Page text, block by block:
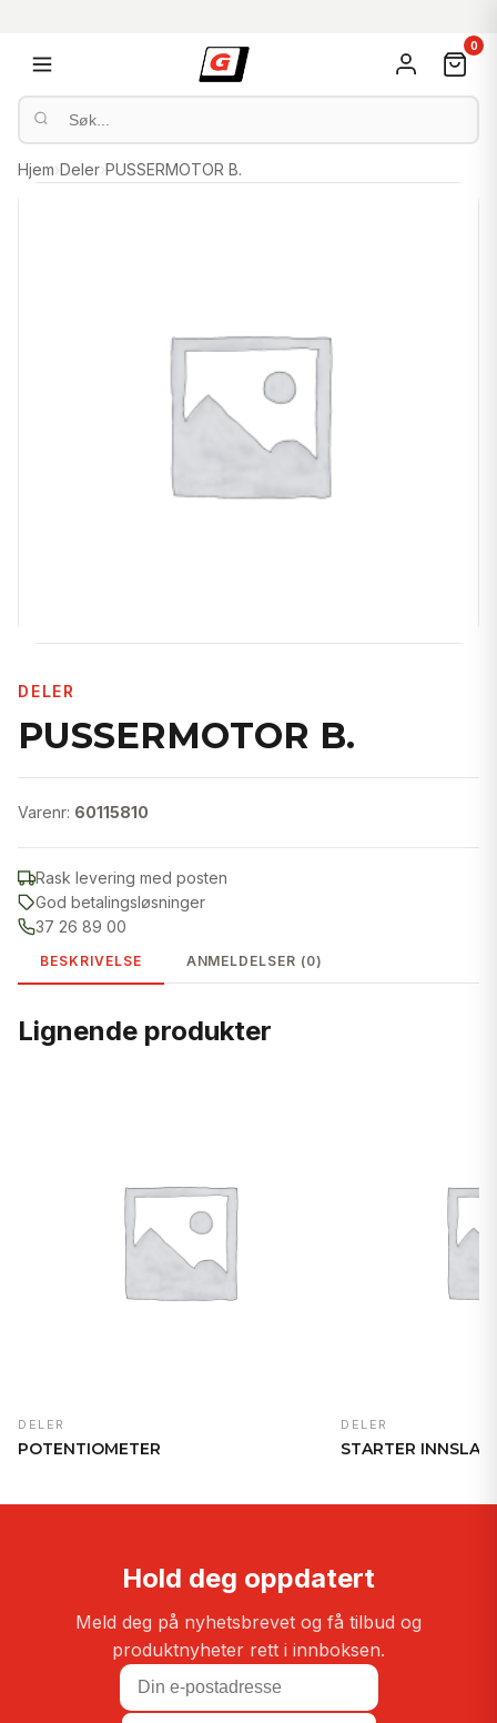
0
Hjem›Deler›PUSSERMOTOR B.
DELER
PUSSERMOTOR B.
Varenr: 60115810
Rask levering med posten
God betalingsløsninger
37 26 89 00
BESKRIVELSE ANMELDELSER (0)
Lignende produkter
DELER
POTENTIOMETER
DELER
STARTER
Hold deg oppdatert
Meld deg på nyhetsbrevet og få tilbud og
produktnyheter rett i innboksen.